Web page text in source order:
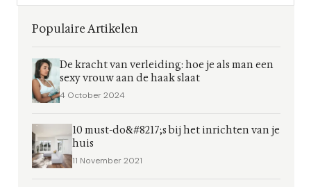
Populaire Artikelen
De kracht van verleiding: hoe je als man een
sexy vrouw aan de haak slaat
4 October 2024
10 must-do&#8217;s bij het inrichten van je
huis
11 November 2021